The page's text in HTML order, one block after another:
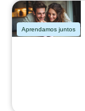
Aprendamos juntos